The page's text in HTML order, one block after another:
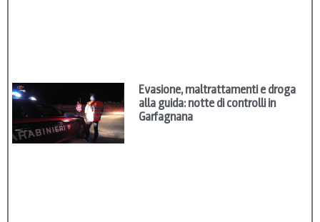
Evasione, maltrattamenti e droga
alla guida: notte di controlli in
Garfagnana